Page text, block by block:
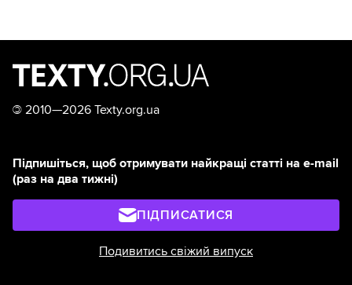
© 2010—2026 Texty.org.ua
Підпишіться, щоб отримувати найкращі статті на e-mail
(раз на два тижні)
ПІДПИСАТИСЯ
Подивитись свіжий випуск